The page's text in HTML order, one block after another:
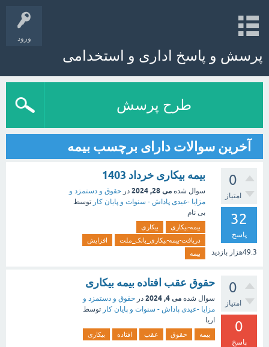
ورود
پرسش و پاسخ اداری و استخدامی
طرح پرسش
آخرین سوالات دارای برچسب بیمه
0
امتیاز
32
پاسخ
49.3هزار بازدید
بیمه بیکاری خرداد 1403
سوال شده می 28, 2024 در حقوق و دستمزد و
مزایا -عیدی پاداش - سنوات و پایان کار توسط
بی نام
بیمه-بیکاری
بیکاری
دریافت-بیمه-بیکاری_بانک_ملت
افزایش
بیمه
0
امتیاز
0
پاسخ
حقوق عقب افتاده بیمه بیکاری
سوال شده می 4, 2024 در حقوق و دستمزد و
مزایا -عیدی پاداش - سنوات و پایان کار توسط
اریا
بیمه حقوق عقب افتاده بیکاری